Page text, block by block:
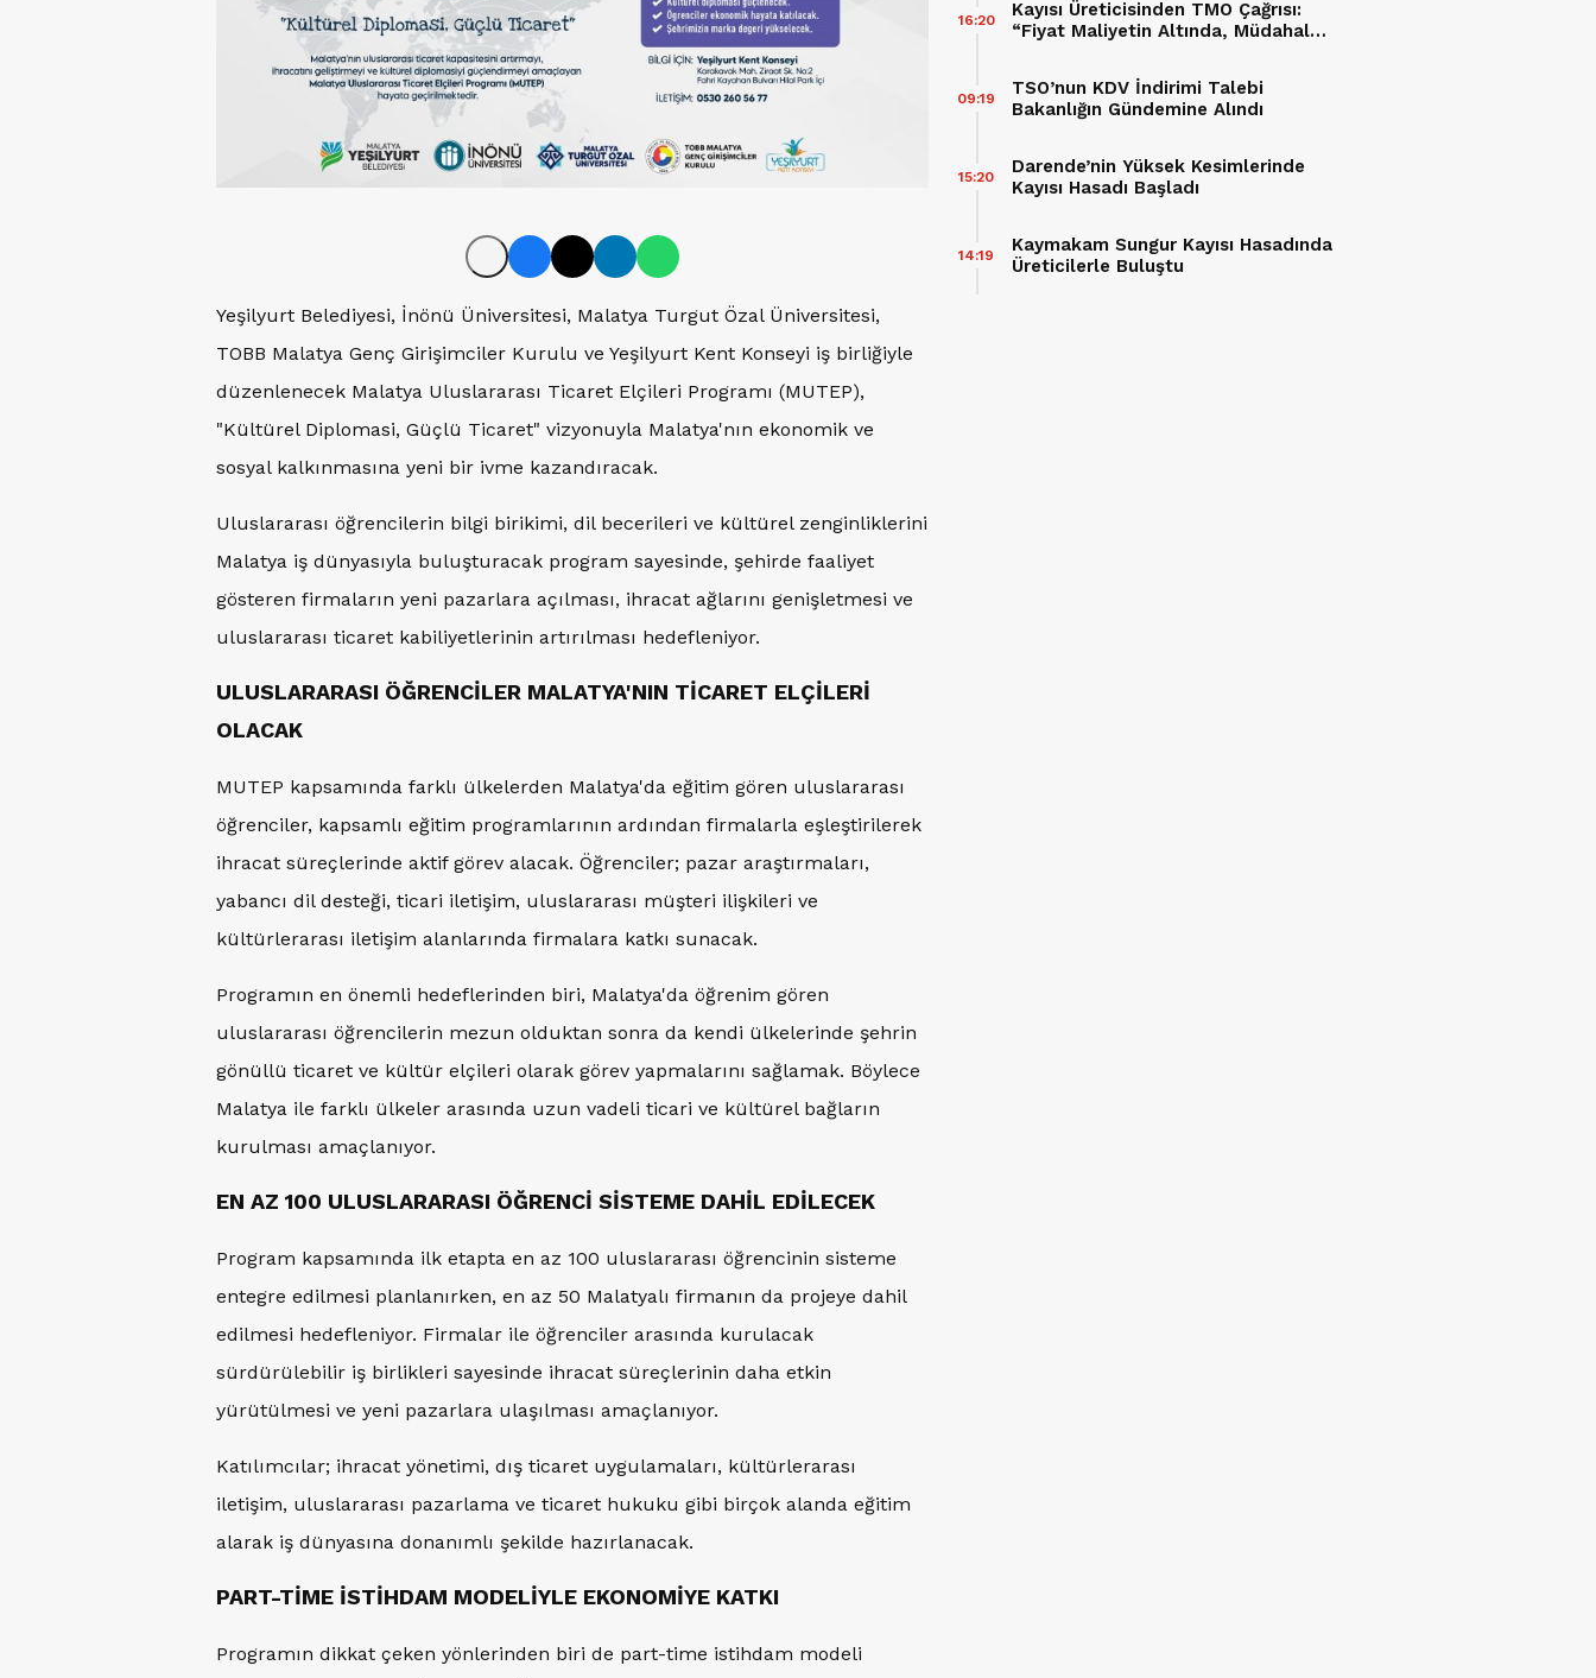
Yeşilyurt Belediyesi, İnönü Üniversitesi, Malatya Turgut Özal Üniversitesi,
TOBB Malatya Genç Girişimciler Kurulu ve Yeşilyurt Kent Konseyi iş birliğiyle
düzenlenecek Malatya Uluslararası Ticaret Elçileri Programı (MUTEP),
"Kültürel Diplomasi, Güçlü Ticaret" vizyonuyla Malatya'nın ekonomik ve
sosyal kalkınmasına yeni bir ivme kazandıracak.
Uluslararası öğrencilerin bilgi birikimi, dil becerileri ve kültürel zenginliklerini
Malatya iş dünyasıyla buluşturacak program sayesinde, şehirde faaliyet
gösteren firmaların yeni pazarlara açılması, ihracat ağlarını genişletmesi ve
uluslararası ticaret kabiliyetlerinin artırılması hedefleniyor.
ULUSLARARASI ÖĞRENCİLER MALATYA'NIN TİCARET ELÇİLERİ
OLACAK
MUTEP kapsamında farklı ülkelerden Malatya'da eğitim gören uluslararası
öğrenciler, kapsamlı eğitim programlarının ardından firmalarla eşleştirilerek
ihracat süreçlerinde aktif görev alacak. Öğrenciler; pazar araştırmaları,
yabancı dil desteği, ticari iletişim, uluslararası müşteri ilişkileri ve
kültürlerarası iletişim alanlarında firmalara katkı sunacak.
Programın en önemli hedeflerinden biri, Malatya'da öğrenim gören
uluslararası öğrencilerin mezun olduktan sonra da kendi ülkelerinde şehrin
gönüllü ticaret ve kültür elçileri olarak görev yapmalarını sağlamak. Böylece
Malatya ile farklı ülkeler arasında uzun vadeli ticari ve kültürel bağların
kurulması amaçlanıyor.
EN AZ 100 ULUSLARARASI ÖĞRENCİ SİSTEME DAHİL EDİLECEK
Program kapsamında ilk etapta en az 100 uluslararası öğrencinin sisteme
entegre edilmesi planlanırken, en az 50 Malatyalı firmanın da projeye dahil
edilmesi hedefleniyor. Firmalar ile öğrenciler arasında kurulacak
sürdürülebilir iş birlikleri sayesinde ihracat süreçlerinin daha etkin
yürütülmesi ve yeni pazarlara ulaşılması amaçlanıyor.
Katılımcılar; ihracat yönetimi, dış ticaret uygulamaları, kültürlerarası
iletişim, uluslararası pazarlama ve ticaret hukuku gibi birçok alanda eğitim
alarak iş dünyasına donanımlı şekilde hazırlanacak.
PART-TİME İSTİHDAM MODELİYLE EKONOMİYE KATKI
Programın dikkat çeken yönlerinden biri de part-time istihdam modeli
Kayısı Üreticisinden TMO Çağrısı:
“Fiyat Maliyetin Altında, Müdahale
16:20
TSO’nun KDV İndirimi Talebi
Bakanlığın Gündemine Alındı
09:19
Darende’nin Yüksek Kesimlerinde
Kayısı Hasadı Başladı
15:20
Kaymakam Sungur Kayısı Hasadında
Üreticilerle Buluştu
14:19